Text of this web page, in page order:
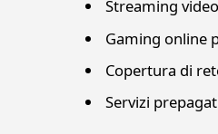
Streaming
Gaming online
Copertura di
Servizi